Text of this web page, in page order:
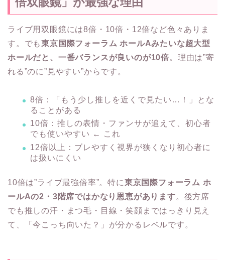
ライブ用双眼鏡には8倍・10倍・12倍など色々ありま
す。でも東京国際フォーラム ホールAみたいな超大型
ホールだと、一番バランスが良いのが10倍。理由は”寄
れる”のに”見やすい”からです。
8倍：「もう少し推しを近くで見たい…！」とな
ることがある
10倍：推しの表情・ファンサが追えて、初心者
でも使いやすい ← これ
12倍以上：ブレやすく視界が狭くなり初心者に
は扱いにくい
10倍は”ライブ最強倍率”。特に東京国際フォーラム ホ
ールAの2・3階席ではかなり恩恵があります。後方席
でも推しの汗・まつ毛・目線・笑顔まではっきり見え
て、「今こっち向いた？」が分かるレベルです。